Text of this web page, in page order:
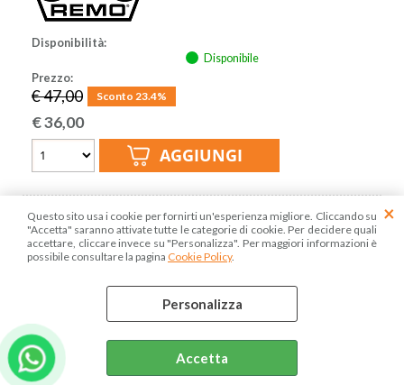
Questo sito usa i cookie per fornirti un'esperienza migliore. Cliccando su
"Accetta" saranno attivate tutte le categorie di cookie. Per decidere quali
accettare, cliccare invece su "Personalizza". Per maggiori informazioni è
possibile consultare la pagina Cookie Policy.
Personalizza
Accetta
Disponibilità:
Disponibile
Prezzo:
€ 47,00 Sconto 23.4%
€36,00
REMO CLEAR CONTROLLED SOUND CS-0312-
10-